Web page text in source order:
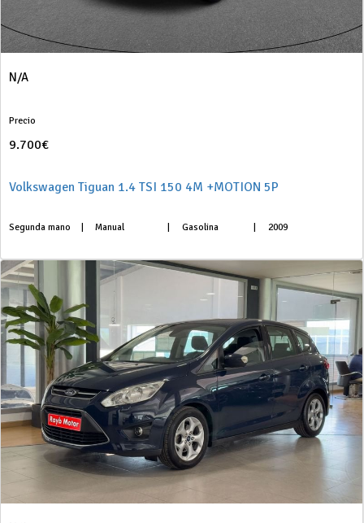
N/A
Precio
9.700€
Volkswagen Tiguan 1.4 TSI 150 4M +MOTION 5P
Segunda mano Manual Gasolina 2009